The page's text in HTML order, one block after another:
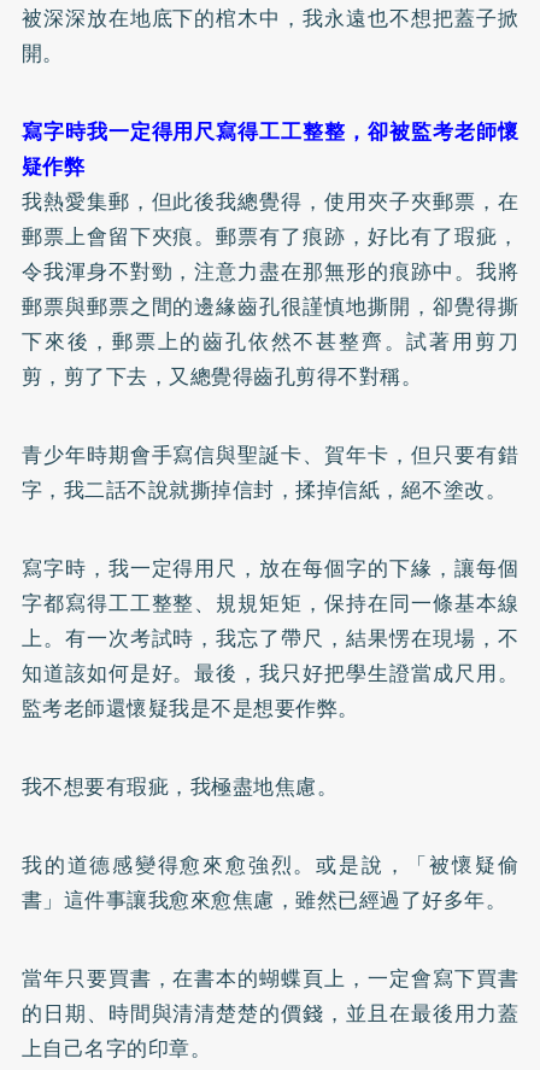
被深深放在地底下的棺木中，我永遠也不想把蓋子掀
開。
寫字時我一定得用尺寫得工工整整，卻被監考老師懷
疑作弊
我熱愛集郵，但此後我總覺得，使用夾子夾郵票，在
郵票上會留下夾痕。郵票有了痕跡，好比有了瑕疵，
令我渾身不對勁，注意力盡在那無形的痕跡中。我將
郵票與郵票之間的邊緣齒孔很謹慎地撕開，卻覺得撕
下來後，郵票上的齒孔依然不甚整齊。試著用剪刀
剪，剪了下去，又總覺得齒孔剪得不對稱。
青少年時期會手寫信與聖誕卡、賀年卡，但只要有錯
字，我二話不說就撕掉信封，揉掉信紙，絕不塗改。
寫字時，我一定得用尺，放在每個字的下緣，讓每個
字都寫得工工整整、規規矩矩，保持在同一條基本線
上。有一次考試時，我忘了帶尺，結果愣在現場，不
知道該如何是好。最後，我只好把學生證當成尺用。
監考老師還懷疑我是不是想要作弊。
我不想要有瑕疵，我極盡地焦慮。
我的道德感變得愈來愈強烈。或是說，「被懷疑偷
書」這件事讓我愈來愈焦慮，雖然已經過了好多年。
當年只要買書，在書本的蝴蝶頁上，一定會寫下買書
的日期、時間與清清楚楚的價錢，並且在最後用力蓋
上自己名字的印章。